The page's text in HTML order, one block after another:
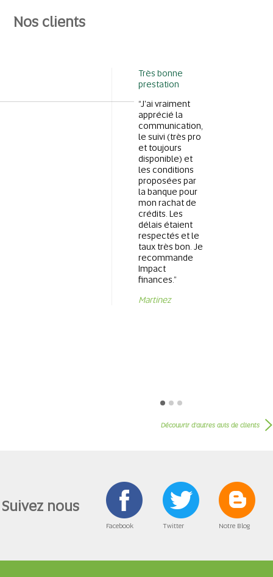
Nos clients
Très bonne
prestation
“J'ai vraiment
apprécié la
communication,
le suivi (très pro
et toujours
disponible) et
les conditions
proposées par
la banque pour
mon rachat de
crédits. Les
délais étaient
respectés et le
taux très bon. Je
recommande
Impact
finances.”
Martinez
Découvrir d’autres avis de clients
Suivez nous
Facebook Twitter Notre Blog